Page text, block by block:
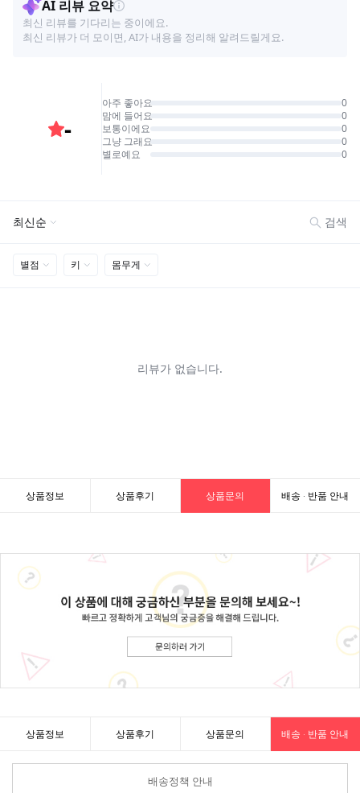
상품정보 상품후기 상품문의 배송 · 반품 안내
상품정보 상품후기 상품문의 배송 · 반품 안내
배송정책 안내